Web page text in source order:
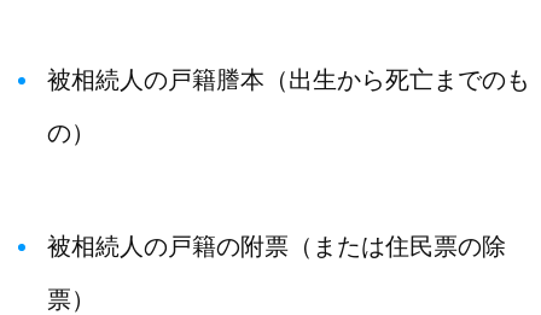
被相続人の戸籍謄本（出生から死亡までのも
の）
被相続人の戸籍の附票（または住民票の除
票）